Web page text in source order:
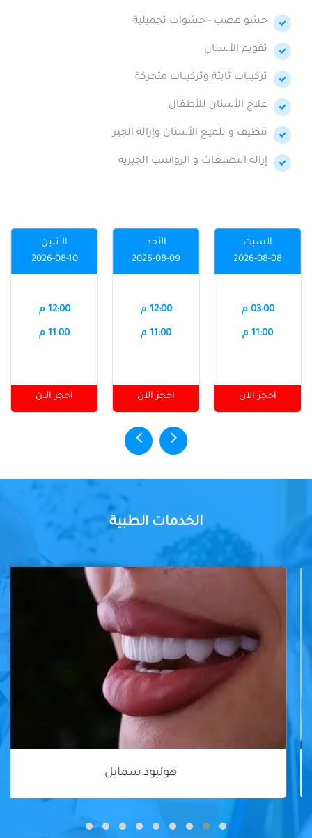
حشو عصب - حشوات تجميلية
تقويم الأسنان
تركيبات ثابتة وتركيبات متحركة
علاج الأسنان للأطفال
تنظيف و تلميع الأسنان وإزالة الجير
إزالة التصبغات و الرواسب الجيرية
السبت
2026-08-08
03:00 م
11:00 م
احجز الان
الأحد
2026-08-09
12:00 م
11:00 م
احجز الان
الاثنين
2026-08-10
12:00 م
11:00 م
احجز الان
الخدمات الطبية
هوليود سمايل